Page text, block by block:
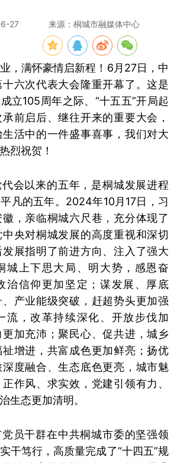
27 来源：桐城市融媒体中心
，满怀豪情启新程！6月27日，中
六次代表大会隆重开幕了。这是
立105周年之际、“十五五”开局起
前启后、继往开来的重要大会，
活中的一件盛事喜事，我们对大
烈祝贺！
会以来的五年，是桐城发展进程
凡的五年。2024年10月17日，习
，亲临桐城六尺巷，充分体现了
央对桐城发展的高度重视和深切
展指明了前进方向、注入了强大
城上下思大局、明大势，感恩奋
治信仰更加坚定；谋发展、厚底
产业能级突破，赶超势头更加强
流，改革持续深化、开放步伐加
加充沛；聚民心、促共进，城乡
增进，共富成色更加鲜亮；扬优
度融合、生态底色更亮，城市魅
作风、求实效，党建引领有力、
生态更加清明。
员干群在中共桐城市委的坚强领
干笃行，高质量完成了“十四五”规